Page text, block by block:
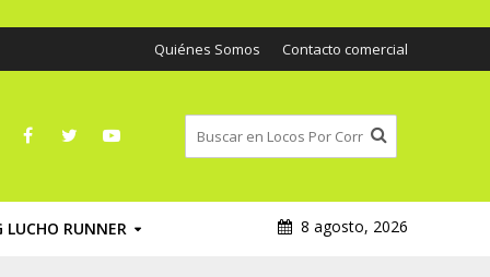
Quiénes Somos Contacto comercial
LUCHO RUNNER 8 agosto, 2026